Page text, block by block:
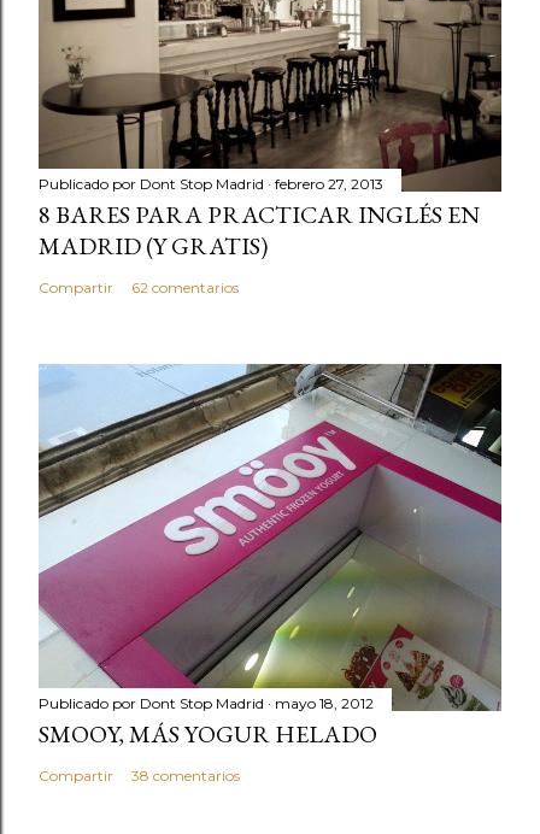
m
e
n
t
a
r
i
Publicado por Dont Stop Madrid febrero 27, 2013
8 BARES PARA PRACTICAR INGLÉS EN
MADRID (Y GRATIS)
Compartir 62 comentarios
Publicado por Dont Stop Madrid mayo 18, 2012
SMOOY, MÁS YOGUR HELADO
Compartir 38 comentarios